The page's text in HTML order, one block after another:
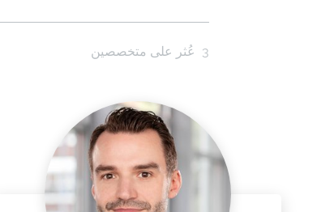
3 عُثر على متخصصين